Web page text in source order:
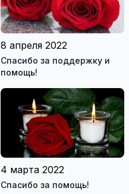
8 апреля 2022
Спасибо за поддержку и
помощь!
4 марта 2022
Спасибо за помощь!